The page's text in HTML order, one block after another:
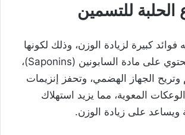
الحلبة للتسمين
فوائد كبيرة لزيادة الوزن، وذلك لكونها
محفزًا للشهية، ويحتوي على مادة السابونين (Saponins)،
الجهاز الهضمي، وتحفز إنزيمات
المعوية، مما يزيد استهلاك
ويساعد على زيادة الوزن.